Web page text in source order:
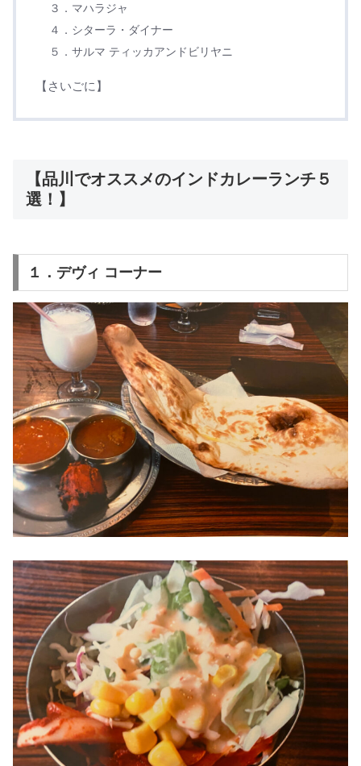
３．マハラジャ
４．シターラ・ダイナー
５．サルマ ティッカアンドビリヤニ
【さいごに】
【品川でオススメのインドカレーランチ５
選！】
１．デヴィ コーナー